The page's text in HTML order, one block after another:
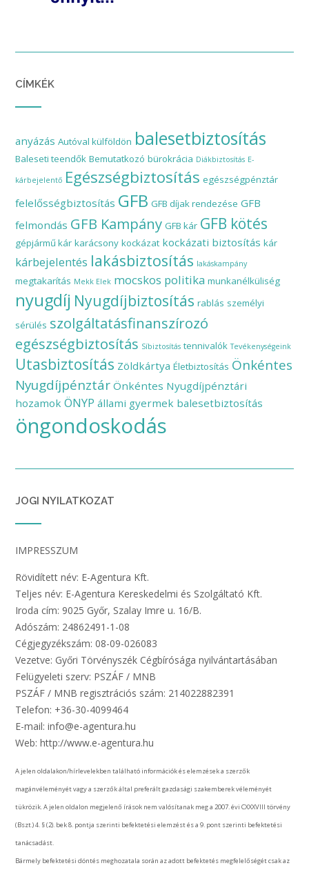
CÍMKÉK
anyázás Autóval külföldön balesetbiztosítás
Baleseti teendők Bemutatkozó bürokrácia Diákbiztosítás E-
kárbejelentő Egészségbiztosítás egészségpénztár
felelősségbiztosítás GFB GFB díjak rendezése GFB
felmondás GFB Kampány GFB kár GFB kötés
gépjármű kár karácsony kockázat kockázati biztosítás kár
kárbejelentés lakásbiztosítás lakáskampány
megtakarítás Mekk Elek mocskos politika munkanélküliség
nyugdíj Nyugdíjbiztosítás rablás személyi
sérülés szolgáltatásfinanszírozó
egészségbiztosítás Síbiztosítás tennivalók Tevékenységeink
Utasbiztosítás Zöldkártya Életbiztosítás Önkéntes
Nyugdíjpénztár Önkéntes Nyugdíjpénztári
hozamok ÖNYP állami gyermek balesetbiztosítás
öngondoskodás
JOGI NYILATKOZAT
IMPRESSZUM
Rövidített név: E-Agentura Kft.
Teljes név: E-Agentura Kereskedelmi és Szolgáltató Kft.
Iroda cím: 9025 Győr, Szalay Imre u. 16/B.
Adószám: 24862491-1-08
Cégjegyzékszám: 08-09-026083
Vezetve: Győri Törvényszék Cégbírósága nyilvántartásában
Felügyeleti szerv: PSZÁF / MNB
PSZÁF / MNB regisztrációs szám: 214022882391
Telefon: +36-30-4099464
E-mail: info@e-agentura.hu
Web: http://www.e-agentura.hu
A jelen oldalakon/hírlevelekben található információk és elemzések a szerzők
magánvéleményét vagy a szerzők által preferált gazdasági szakemberek véleményét
tükrözik. A jelen oldalon megjelenő írások nem valósítanak meg a 2007. évi CXXXVIII törvény
(Bszt.) 4. § (2). bek 8. pontja szerinti befektetési elemzést és a 9. pont szerinti befektetési
tanácsadást.
Bármely befektetési döntés meghozatala során az adott befektetés megfelelőségét csak az